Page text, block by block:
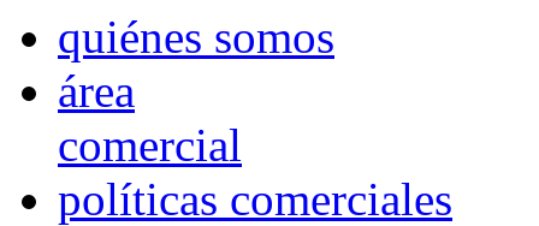
quiénes somos
área
comercial
políticas comerciales